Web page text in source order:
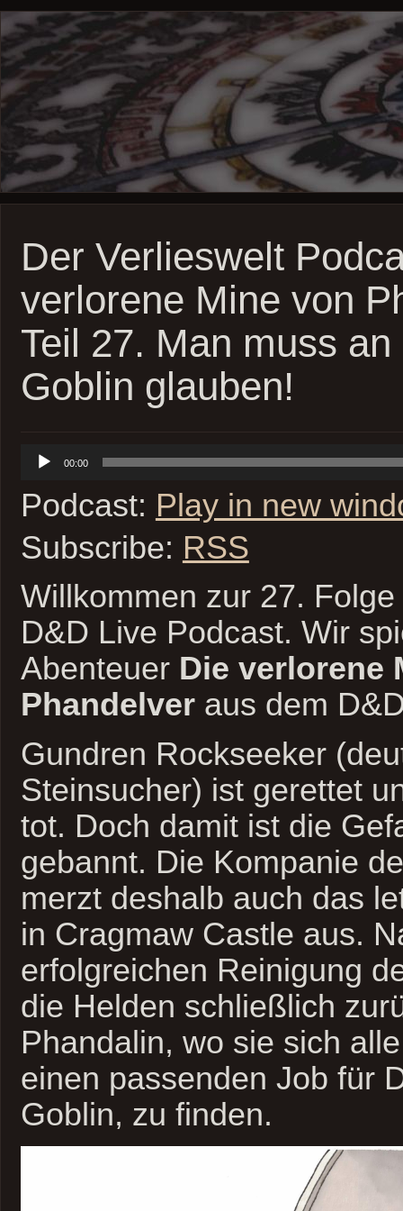
Der Verlieswelt
verlorene Mine von
Teil 27. Man muss
Goblin glauben!
Audio-
Player
00:00
Podcast: Play in new
Subscribe: RSS
Willkommen zur 27.
D&D Live Podcast. Wir
Abenteuer Die verlorene
Phandelveraus dem
Gundren Rockseeker
Steinsucher) ist gerettet
tot. Doch damit ist die
gebannt. Die Kompanie
merzt deshalb auch das
in Cragmaw Castle aus.
erfolgreichen Reinigung
die Helden schließlich
Phandalin, wo sie sich
einen passenden Job für
Goblin, zu finden.